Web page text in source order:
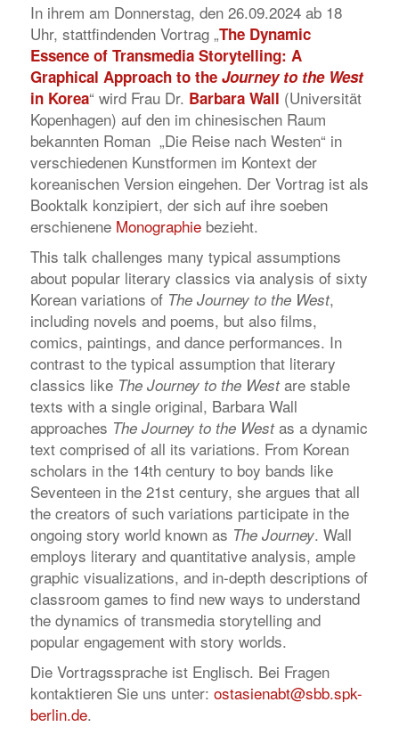
In ihrem am Donnerstag, den 26.09.2024 ab 18
Uhr, stattfindenden Vortrag „The Dynamic
Essence of Transmedia Storytelling: A
Graphical Approach to the Journey to the West
in Korea“ wird Frau Dr. Barbara Wall (Universität
Kopenhagen) auf den im chinesischen Raum
bekannten Roman „Die Reise nach Westen“ in
verschiedenen Kunstformen im Kontext der
koreanischen Version eingehen. Der Vortrag ist als
Booktalk konzipiert, der sich auf ihre soeben
erschienene Monographiebezieht.
This talk challenges many typical assumptions
about popular literary classics via analysis of sixty
Korean variations of The Journey to the West,
including novels and poems, but also films,
comics, paintings, and dance performances. In
contrast to the typical assumption that literary
classics like The Journey to the Westare stable
texts with a single original, Barbara Wall
approaches The Journey to the Westas a dynamic
text comprised of all its variations. From Korean
scholars in the 14th century to boy bands like
Seventeen in the 21st century, she argues that all
the creators of such variations participate in the
ongoing story world known as The Journey. Wall
employs literary and quantitative analysis, ample
graphic visualizations, and in-depth descriptions of
classroom games to find new ways to understand
the dynamics of transmedia storytelling and
popular engagement with story worlds.
Die Vortragssprache ist Englisch. Bei Fragen
kontaktieren Sie uns unter: ostasienabt@sbb.spk-
berlin.de.